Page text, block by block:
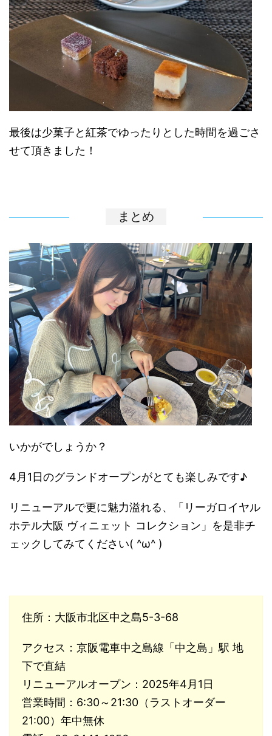
最後は少菓子と紅茶でゆったりとした時間を過ごさ
せて頂きました！
まとめ
いかがでしょうか？
4月1日のグランドオープンがとても楽しみです♪
リニューアルで更に魅力溢れる、「リーガロイヤル
ホテル大阪 ヴィニェット コレクション」を是非チ
ェックしてみてください( ^ω^ )
住所：大阪市北区中之島5-3-68
アクセス：京阪電車中之島線「中之島」駅 地
下で直結
リニューアルオープン：2025年4月1日
営業時間：6:30～21:30（ラストオーダー
21:00）年中無休